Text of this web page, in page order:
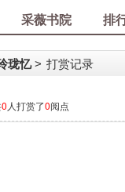
采薇书院 排
珑忆 > 打赏记录
0 人打赏了0阅点